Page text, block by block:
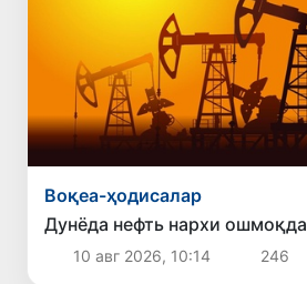
Воқеа-ҳодисалар
Дунёда нефть нархи ошмоқда
10 авг 2026, 10:14 246